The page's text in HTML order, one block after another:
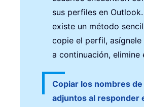
sus perfiles en
existe un método
copie el perfil, asígnele
a continuación, elimine
Copiar los nombres
adjuntos al responder